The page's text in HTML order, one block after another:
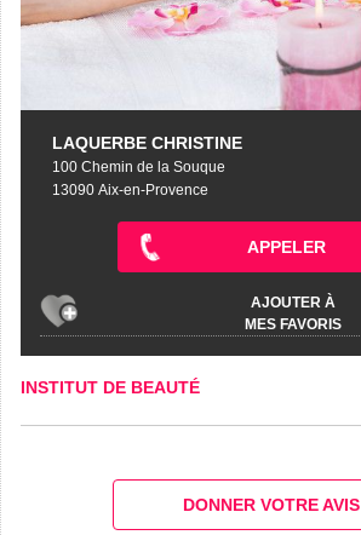
LAQUERBE CHRISTINE
100 Chemin de la Souque
13090 Aix-en-Provence
APPELER
AJOUTER À
MES FAVORIS
INSTITUT DE BEAUTÉ
DONNER VOTRE AVIS